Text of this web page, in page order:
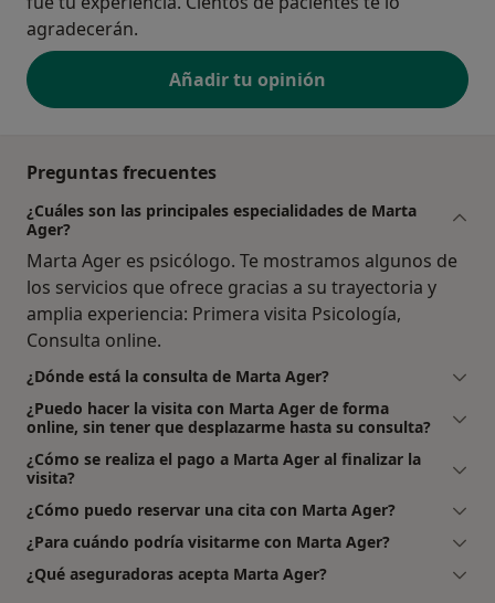
agradecerán.
Añadir tu opinión
Preguntas frecuentes
¿Cuáles son las principales especialidades de Marta
Ager?
Marta Ager es psicólogo. Te mostramos algunos de
los servicios que ofrece gracias a su trayectoria y
amplia experiencia: Primera visita Psicología,
Consulta online.
¿Dónde está la consulta de Marta Ager?
¿Puedo hacer la visita con Marta Ager de forma
online, sin tener que desplazarme hasta su consulta?
¿Cómo se realiza el pago a Marta Ager al finalizar la
visita?
¿Cómo puedo reservar una cita con Marta Ager?
¿Para cuándo podría visitarme con Marta Ager?
¿Qué aseguradoras acepta Marta Ager?